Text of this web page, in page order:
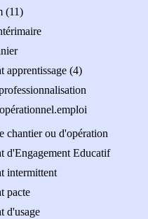
(11)
apprentissage (4)
chantier ou d'opération
d'Engagement Educatif
intermittent
pacte
d'usage